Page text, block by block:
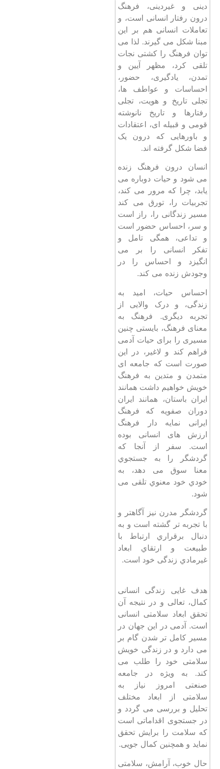
دینی و غیردینی، فرهنگ
درون رفتار انسانی است، و
تعاملات انسانی هم بر این
مبنا شکل می گیرند. لذا می
توان فرهنگ را کشتی نجات
تلقی کرد، مظهر آیین و
تمدن، یادگیری، حضور،
احساسات و عواطف ها،
تجلی تاریخ و هویت، تجلی
رفتارها و تاریخ نانوشته
قومی و قبیله ای، اعتقادات
و باورهایی که درون یک
فضا شکل گرفته اند.
انسان درون فرهنگ زنده
می شود و حیات دوباره می
یابد، چرا که مرور می کند،
تجربیات را، تورق می کند
مسیر زندگانی را، راز است
و سر، احساس حضور است
و تداعی، همگی تامل و
تفکر انسانی را بر می
انگیزد و احساس را در
وجودش زنده می کند.
احساس حیات، امید به
زندگی، و درک والایی از
تجربه دیگری. فرهنگ به
معنای فرهنگ، بایستی چنین
مسیری را برای حیات آدمی
فراهم کند و لاغیر، در این
صورت است که جامعه ای
متمدن و متدین به فرهنگ
خویش خواهیم داشت همانند
ایران باستان، همانند ایران
دوران صفویه که فرهنگ
ایرانی نمایه دار فرهنگ
ارزش های انسانی بوده
است. سفر از آنجا که
گردشگر را به جستجوي
معنا سوق می دهد، به
خودي خود معنوي تلقی می
شود.
گردشگر مدرن نیز آگاهتر و
با تجربه تر گشته است و به
دنبال برقراري ارتباط با
طبیعت و ارتقاي ابعاد
غیرمادي زندگی خود است.
هدف غایی زندگی انسانی
کمال، تعالی و در نتیجه آن
تحقق ابعاد سلامتی انسانی
است. آدمی در این جهان در
مسیر کامل تر شدن گام بر
می دارد و در زندگی خویش
سلامتی خود را طلب می
کند. به ویژه در جامعه
صنعتی امروز نیاز به
سلامتی از ابعاد مختلف
تحلیل و بررسی می گردد و
در جستجوی اقداماتی است
که سلامت را برایش تحقق
نماید و همچنین کمال جویی.
حال خوب، آرامش، سلامتی